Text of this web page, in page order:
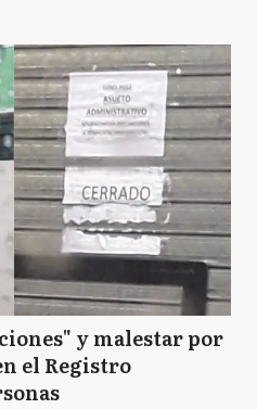
y malestar por
el Registro